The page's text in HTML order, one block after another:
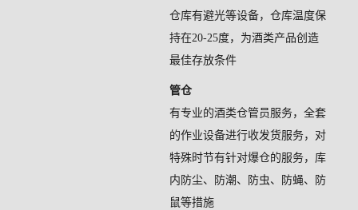
仓库有避光等设备，仓库温度保
持在20-25度，为酒类产品创造
最佳存放条件
管仓
有专业的酒类仓管员服务，全套
的作业设备进行收发货服务，对
特殊时节有针对爆仓的服务，库
内防尘、防潮、防虫、防蝇、防
鼠等措施